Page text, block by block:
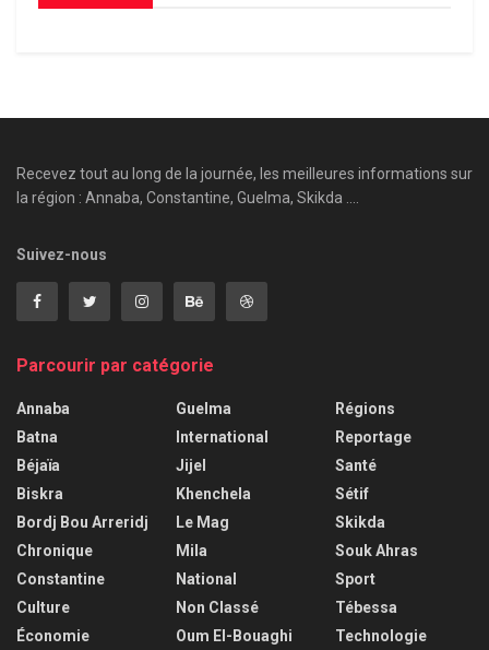
Recevez tout au long de la journée, les meilleures informations sur
la région : Annaba, Constantine, Guelma, Skikda ....
Suivez-nous
Parcourir par catégorie
Annaba
Batna
Béjaïa
Biskra
Bordj Bou Arreridj
Chronique
Constantine
Culture
Économie
Guelma
International
Jijel
Khenchela
Le Mag
Mila
National
Non Classé
Oum El-Bouaghi
Régions
Reportage
Santé
Sétif
Skikda
Souk Ahras
Sport
Tébessa
Technologie